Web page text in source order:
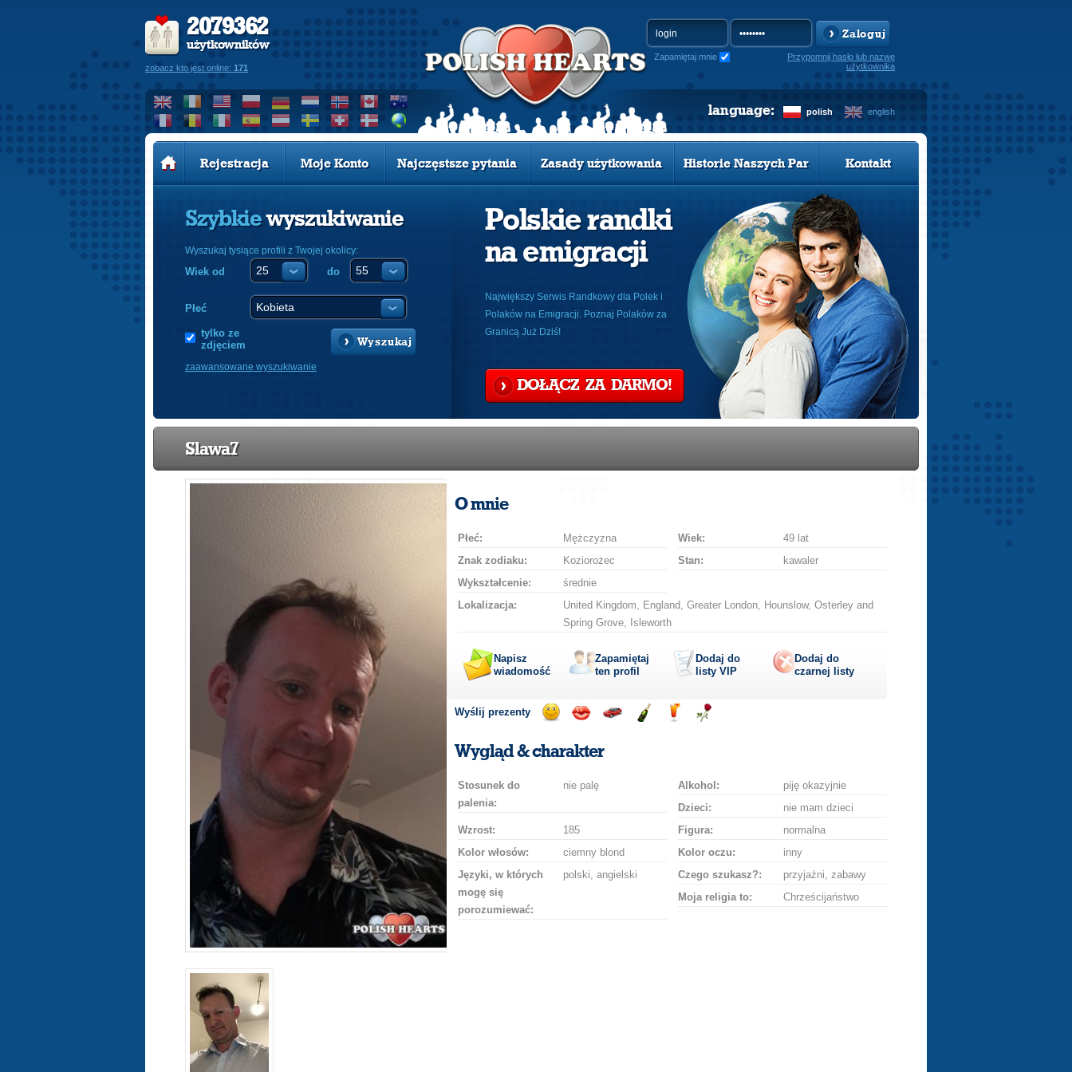
2079362
użytkowników
zobacz kto jest online: 171
Zaloguj
Zapamiętaj mnie
Przypomnij hasło lub nazwę
użytkownika
polish english
language:
Rejestracja Moje Konto Najczęstsze pytania Zasady użytkowania Historie Naszych Par Kontakt
Szybkiewyszukiwanie
Wyszukaj tysiące profili z Twojej okolicy:
Wiek od do
Płeć
tylko ze
zdjęciem
Wyszukaj
zaawansowane wyszukiwanie
Polskie randki
na emigracji
Największy Serwis Randkowy dla Polek i
Polaków na Emigracji. Poznaj Polaków za
Granicą Już Dziś!
DOŁĄCZ ZA DARMO!
Slawa7
O mnie
Płeć: Mężczyzna Wiek:
49 lat
Znak zodiaku:
Koziorożec Stan:
kawaler
Wykształcenie:
średnie
Lokalizacja:
United Kingdom, England, Greater London, Hounslow, Osterley and
Spring Grove, Isleworth
Napisz
wiadomość
Zapamiętaj
ten profil
Dodaj do
listy VIP
Dodaj do
czarnej listy
Wyślij prezenty
uśmiechbuziaka
Wygląd & charakter
Stosunek do
palenia:
nie palę Alkohol:
piję okazyjnie
Dzieci:
nie mam dzieci
Wzrost:
185 Figura:
normalna
Kolor włosów:
ciemny blond Kolor oczu:
inny
Języki, w których
mogę się
porozumiewać:
polski, angielski Czego szukasz?:
przyjaźni, zabawy
Moja religia to:
Chrześcijaństwo